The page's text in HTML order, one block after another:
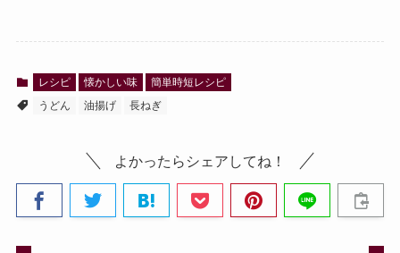
レシピ 懐かしい味
簡単時短レシピ
うどん
油揚げ 長ねぎ
よかったらシェアしてね！